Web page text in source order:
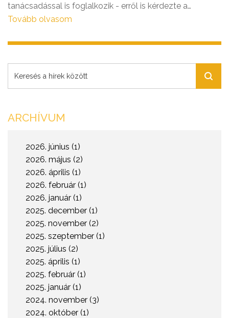
tanácsadással is foglalkozik - erről is kérdezte a
MediaFuture szakportál Bán Zoltánt, a Portfolio Csoport
Tovább olvasom
ARCHÍVUM
2026. június (1)
2026. május (2)
2026. április (1)
2026. február (1)
2026. január (1)
2025. december (1)
2025. november (2)
2025. szeptember (1)
2025. július (2)
2025. április (1)
2025. február (1)
2025. január (1)
2024. november (3)
2024. október (1)